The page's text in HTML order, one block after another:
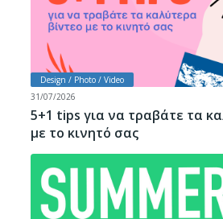
Design / Photo / Video
31/07/2026
5+1 tips για να τραβάτε τα
με το κινητό σας